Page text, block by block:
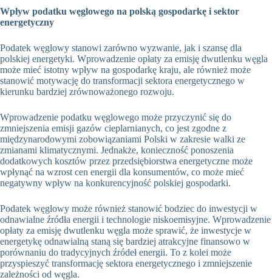
Wpływ podatku węglowego na polską gospodarkę i sektor
energetyczny
Podatek węglowy stanowi zarówno wyzwanie, jak i szansę dla
polskiej energetyki. Wprowadzenie opłaty za emisję dwutlenku węgla
może mieć istotny wpływ na gospodarkę kraju, ale również może
stanowić motywację do transformacji sektora energetycznego w
kierunku bardziej zrównoważonego rozwoju.
Wprowadzenie podatku węglowego może przyczynić się do
zmniejszenia emisji gazów cieplarnianych, co jest zgodne z
międzynarodowymi zobowiązaniami Polski w zakresie walki ze
zmianami klimatycznymi. Jednakże, konieczność ponoszenia
dodatkowych kosztów przez przedsiębiorstwa energetyczne może
wpłynąć na wzrost cen energii dla konsumentów, co może mieć
negatywny wpływ na konkurencyjność polskiej gospodarki.
Podatek węglowy może również stanowić bodziec do inwestycji w
odnawialne źródła energii i technologie niskoemisyjne. Wprowadzenie
opłaty za emisję dwutlenku węgla może sprawić, że inwestycje w
energetykę odnawialną staną się bardziej atrakcyjne finansowo w
porównaniu do tradycyjnych źródeł energii. To z kolei może
przyspieszyć transformację sektora energetycznego i zmniejszenie
zależności od węgla.